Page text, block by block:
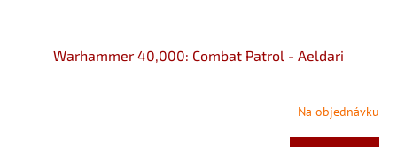
Warhammer 40,000: Combat Patrol - Aeldari
Na objednávku